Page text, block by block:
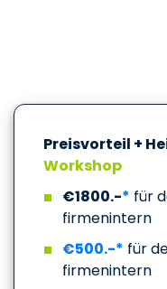
Preisvorteil +
Workshop
€1800.-* für
firmenintern
€500.-* für
firmenintern